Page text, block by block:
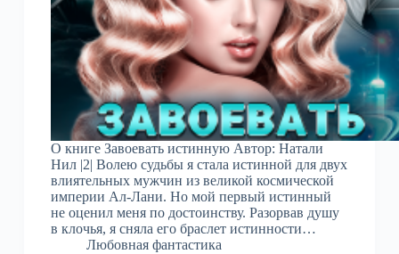
О книге Завоевать истинную Автор: Натали
Нил |2| Волею судьбы я стала истинной для двух
влиятельных мужчин из великой космической
империи Ал-Лани. Но мой первый истинный
не оценил меня по достоинству. Разорвав душу
в клочья, я сняла его браслет истинности…
Любовная фантастика